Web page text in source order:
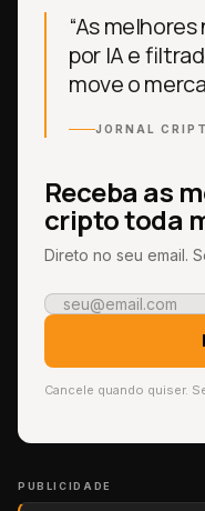
“As
por IA e
move o
JORNAL
Receba as
cripto toda
Direto no seu email.
Cancele quando quiser.
PUBLICIDADE